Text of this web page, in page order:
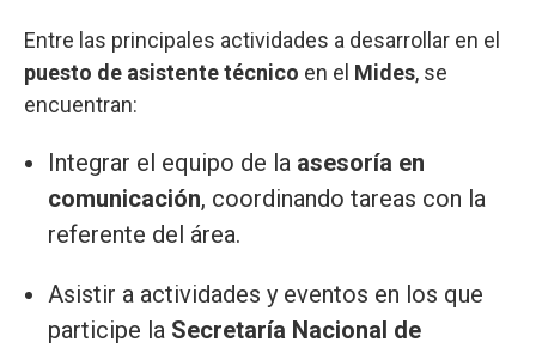
Entre las principales actividades a desarrollar en el
puesto de asistente técnico en el Mides, se
encuentran:
Integrar el equipo de la asesoría en
comunicación, coordinando tareas con la
referente del área.
Asistir a actividades y eventos en los que
participe la Secretaría Nacional de